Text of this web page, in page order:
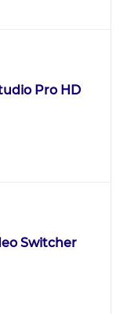
Pro HD
Switcher